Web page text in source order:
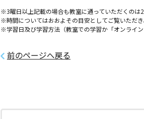
※3曜日以上記載の場合も教室に通っていただくのは2
※時間についてはおおよその目安としてご覧いただ
※学習日及び学習方法（教室での学習か「オンライ
前のページへ戻る